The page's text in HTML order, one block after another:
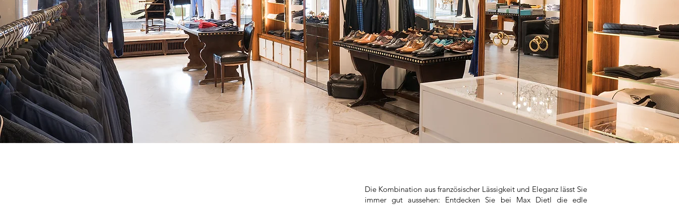
Die Kombination aus französischer Lässigkeit und Eleganz lässt Sie
immer gut aussehen: Entdecken Sie bei Max Dietl die edle